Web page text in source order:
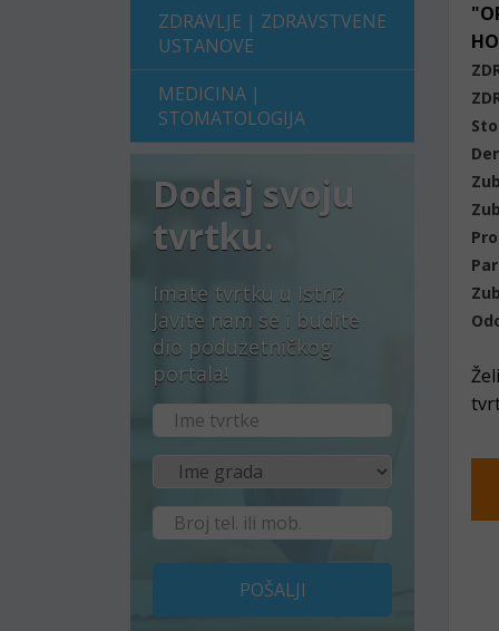
ZDRAVLJE | ZDRAVSTVENE
USTANOVE
MEDICINA |
STOMATOLOGIJA
Dodaj svoju
tvrtku.
Imate tvrtku u Istri?
Javite nam se i budite
dio poduzetničkog
portala!
POŠALJI